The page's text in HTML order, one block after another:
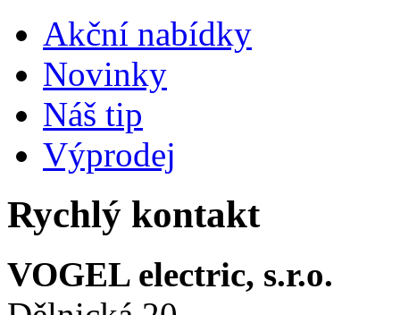
Akční nabídky
Novinky
Náš tip
Výprodej
Rychlý kontakt
VOGEL electric, s.r.o.